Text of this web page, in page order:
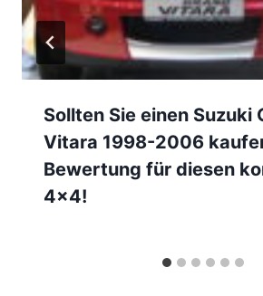
Sollten Sie einen Suzuki
Vitara 1998-2006
Bewertung für diesen
4×4!